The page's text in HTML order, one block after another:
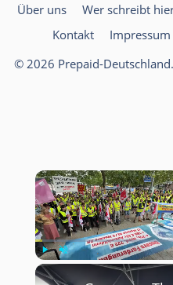
Über uns Wer schreibt
Kontakt
Impressum
© 2026 Prepaid-
Play